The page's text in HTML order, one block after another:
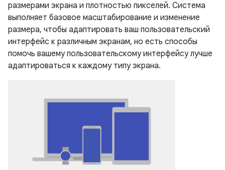
размерами экрана и плотностью пикселей. Система
выполняет базовое масштабирование и изменение
размера, чтобы адаптировать ваш пользовательский
интерфейс к различным экранам, но есть способы
помочь вашему пользовательскому интерфейсу лучше
адаптироваться к каждому типу экрана.